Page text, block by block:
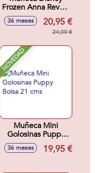
Frozen Anna Reveal
Con Accesorio
Sorpresa 33x18x8
36 meses 20,95 €
24,00 €
NOVEDAD
Muñeca Mini
Golosinas Puppy
Bolsa 21 cms
36 meses 19,95 €